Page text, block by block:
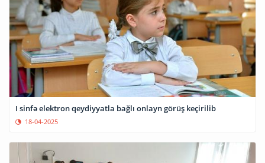
I sinfə elektron qeydiyyatla bağlı onlayn görüş keçirilib
18-04-2025